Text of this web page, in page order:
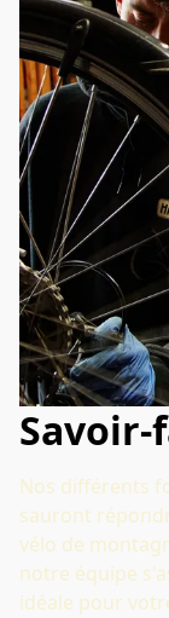
Nos différents
sauront
vélo de
notre équipe
idéale pour